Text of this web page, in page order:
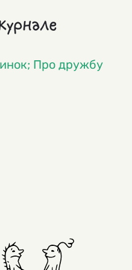
Про дружбу